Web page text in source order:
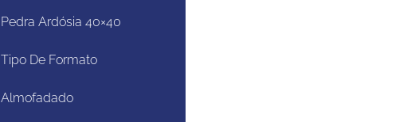
Pedra Ardósia 40×40
Tipo De Formato
Almofadado